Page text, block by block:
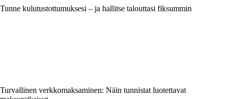
Tunne kulutustottumuksesi – ja hallitse talouttasi fiksummin
Turvallinen verkkomaksaminen: Näin tunnistat luotettavat